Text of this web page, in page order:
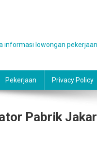
informasi lowongan
Pekerjaan Privacy Policy
Pabrik